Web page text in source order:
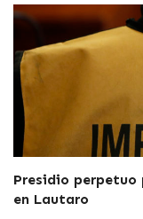
Presidio
en Lautaro